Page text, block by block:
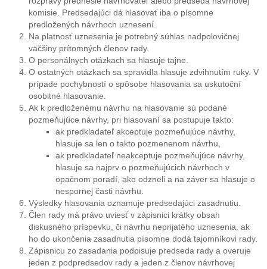
komisie. Predsedajúci dá hlasovať iba o písomne
predložených návrhoch uznesení.
Na platnosť uznesenia je potrebný súhlas nadpolovičnej
väčšiny prítomných členov rady.
O personálnych otázkach sa hlasuje tajne.
O ostatných otázkach sa spravidla hlasuje zdvihnutím ruky. V
prípade pochybností o spôsobe hlasovania sa uskutoční
osobitné hlasovanie.
Ak k predloženému návrhu na hlasovanie sú podané
pozmeňujúce návrhy, pri hlasovaní sa postupuje takto:
ak predkladateľ akceptuje pozmeňujúce návrhy,
hlasuje sa len o takto pozmenenom návrhu,
ak predkladateľ neakceptuje pozmeňujúce návrhy,
hlasuje sa najprv o pozmeňujúcich návrhoch v
opačnom poradí, ako odzneli a na záver sa hlasuje o
nespornej časti návrhu.
Výsledky hlasovania oznamuje predsedajúci zasadnutiu.
Člen rady má právo uviesť v zápisnici krátky obsah
diskusného príspevku, či návrhu neprijatého uznesenia, ak
ho do ukončenia zasadnutia písomne dodá tajomníkovi rady.
Zápisnicu zo zasadania podpisuje predseda rady a overuje
jeden z podpredsedov rady a jeden z členov návrhovej